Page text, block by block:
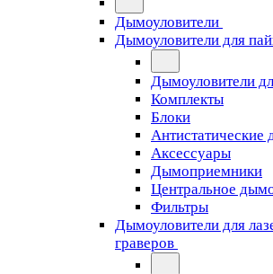
Дымоуловители
Дымоуловители для
Дымоуловители
Комплекты
Блоки
Антистатические
Аксессуары
Дымоприемники
Центральное
Фильтры
Дымоуловители для
граверов